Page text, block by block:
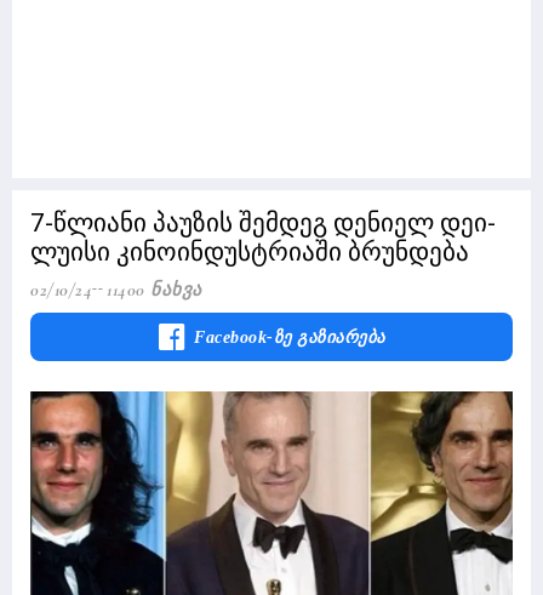
7-წლიანი პაუზის შემდეგ დენიელ დეი-
ლუისი კინოინდუსტრიაში ბრუნდება
02/10/24 11400 Ნახვა
Facebook-Ზე Გაზიარება